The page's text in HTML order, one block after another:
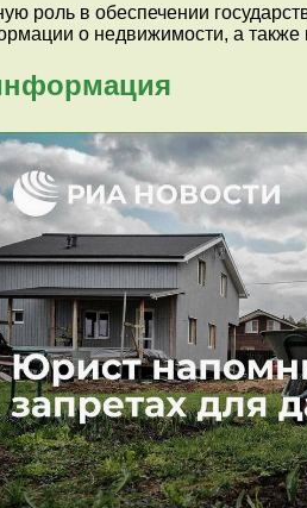
роль в обеспечении
о недвижимости, а